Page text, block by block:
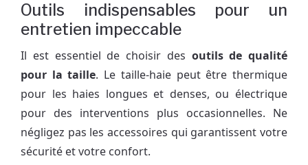
Outils indispensables pour un
entretien impeccable
Il est essentiel de choisir des outils de qualité
pour la taille. Le taille-haie peut être thermique
pour les haies longues et denses, ou électrique
pour des interventions plus occasionnelles. Ne
négligez pas les accessoires qui garantissent votre
sécurité et votre confort.